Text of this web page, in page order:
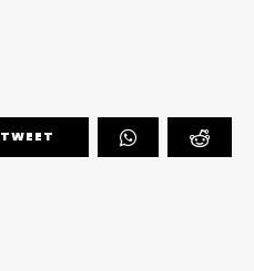
TWEET